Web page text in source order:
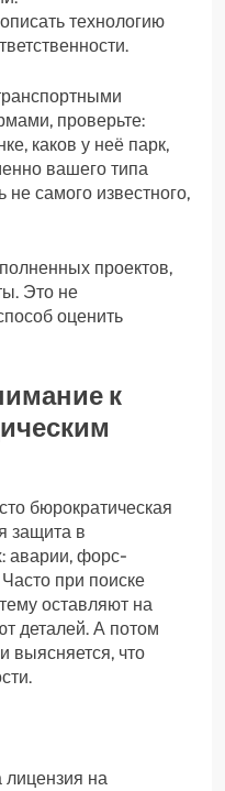
технологию
проверьте:
каков у неё парк,
вашего типа
не самого известного,
проектов,
Это не
оценить
к
бюрократическая
защита в
аварии, форс-
при поиске
оставляют на
деталей. А потом
выясняется, что
лицензия на